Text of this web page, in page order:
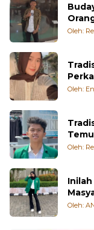
Oleh:
Oleh:
Oleh:
Oleh: